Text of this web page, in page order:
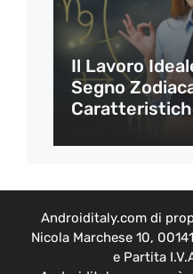
Il Lavoro
Segno
Androiditaly.com di
Nicola Marchese 10,
e Partita